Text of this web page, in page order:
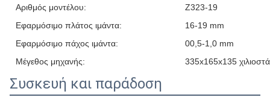
Αριθμός μοντέλου:
Z323-19
Εφαρμόσιμο πλάτος ιμάντα:
16-19 mm
Εφαρμόσιμο πάχος ιμάντα:
00,5-1,0 mm
Μέγεθος μηχανής:
335x165x135 χιλιοστά
Συσκευή και παράδοση